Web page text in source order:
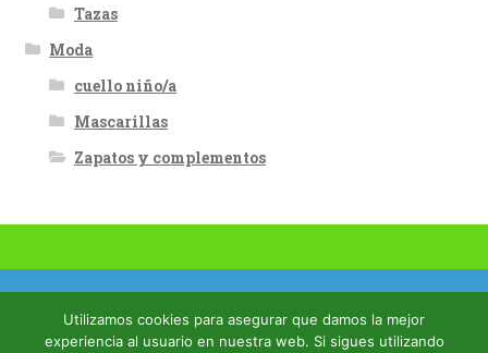
Tazas
Moda
cuello niño/a
Mascarillas
Zapatos y complementos
© Español - Malgrat Market 2026
DismissUtilizamos cookies para asegurar que damos la mejor
experiencia al usuario en nuestra web. Si sigues utilizando